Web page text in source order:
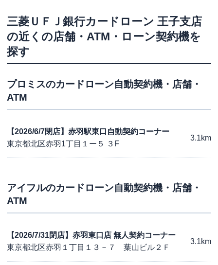
三菱ＵＦＪ銀行カードローン 王子支店
の近くの店舗・ATM・ローン契約機を
探す
プロミスのカードローン自動契約機・店舗・
ATM
【2026/6/7閉店】赤羽駅東口自動契約コーナー
東京都北区赤羽1丁目１ー５ ３F
3.1km
アイフルのカードローン自動契約機・店舗・
ATM
【2026/7/31閉店】赤羽東口店 無人契約コーナー
東京都北区赤羽１丁目１３－７ 葉山ビル２Ｆ
3.1km